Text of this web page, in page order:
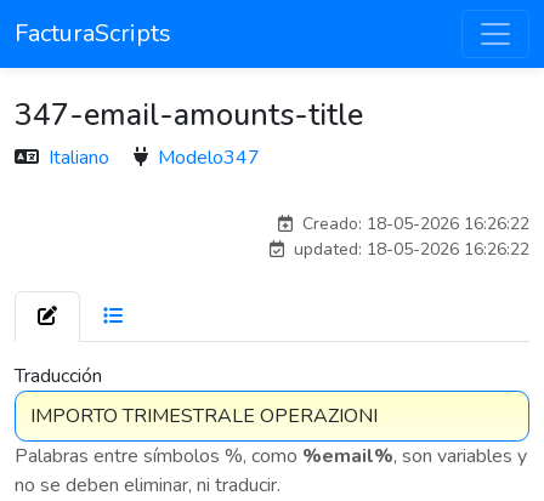
FacturaScripts
347-email-amounts-title
Italiano Modelo347
Creado: 18-05-2026 16:26:22
updated: 18-05-2026 16:26:22
Traducción
Palabras entre símbolos %, como %email%, son variables y
no se deben eliminar, ni traducir.